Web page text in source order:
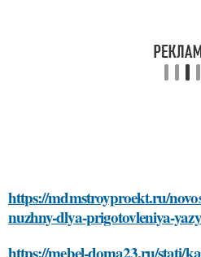
https://mdmstroyproekt.ru/
nuzhny-dlya-prigotovleniya-
https://mebel-doma23.ru/stati/